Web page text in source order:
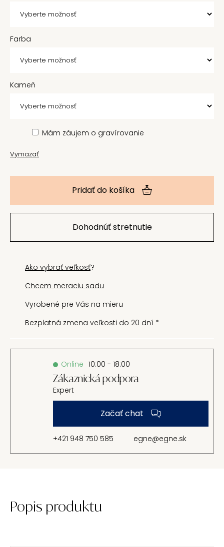
Farba
Kameň
Mám záujem o gravírovanie
Vymazať
Pridať do košíka
Dohodnúť stretnutie
Ako vybrať veľkosť?
Chcem meraciu sadu
Vyrobené pre Vás na mieru
Bezplatná zmena veľkosti do 20 dní *
Online 10:00 - 18:00
Zákaznická podpora
Expert
Začať chat
+421 948 750 585 egne@egne.sk
Popis produktu